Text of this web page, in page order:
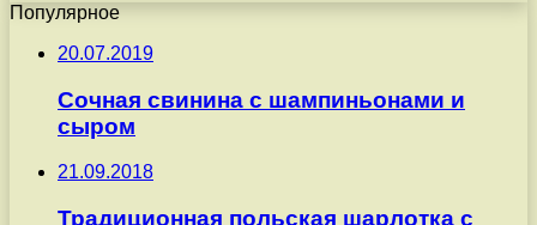
Популярное
20.07.2019
Сочная свинина с шампиньонами и
сыром
21.09.2018
Традиционная польская шарлотка с